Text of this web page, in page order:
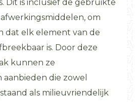
Dit is inclusief de gebruikte
om
dat elk element van de
is. Door deze
kunnen ze
die zowel
als milieuvriendelijk